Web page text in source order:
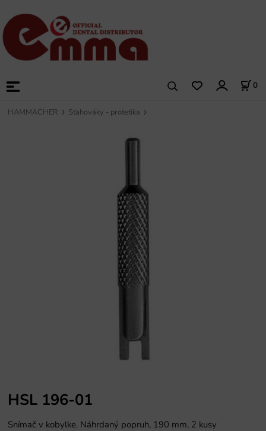
0
HAMMACHER Sťahováky - protetika
HSL 196-01
Snímač v kobylke. Náhrdaný popruh, 190 mm, 2 kusy